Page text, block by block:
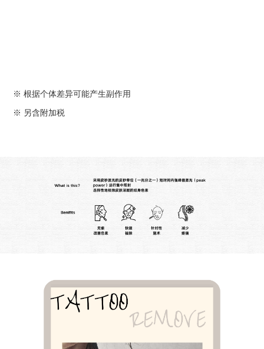
※ 根据个体差异可能产生副作用
※ 另含附加税